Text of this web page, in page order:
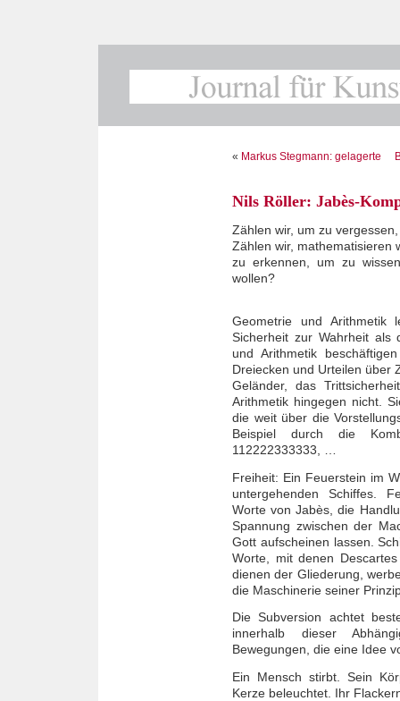
« Markus Stegmann: gelagerte
Nils Röller: Jabès-
Zählen wir, um zu
Zählen wir, mathematisieren
zu erkennen, um zu
wollen?
Geometrie und Arithmetik
Sicherheit zur Wahrheit als
und Arithmetik
Dreiecken und Urteilen über
Geländer, das
Arithmetik hingegen nicht.
die weit über die
Beispiel durch die
112222333333, …
Freiheit: Ein Feuerstein im
untergehenden Schiffes.
Worte von Jabès, die
Spannung zwischen der
Gott aufscheinen lassen.
Worte, mit denen
dienen der Gliederung,
die Maschinerie seiner
Die Subversion achtet
innerhalb dieser
Bewegungen, die eine Idee
Ein Mensch stirbt. Sein
Kerze beleuchtet. Ihr